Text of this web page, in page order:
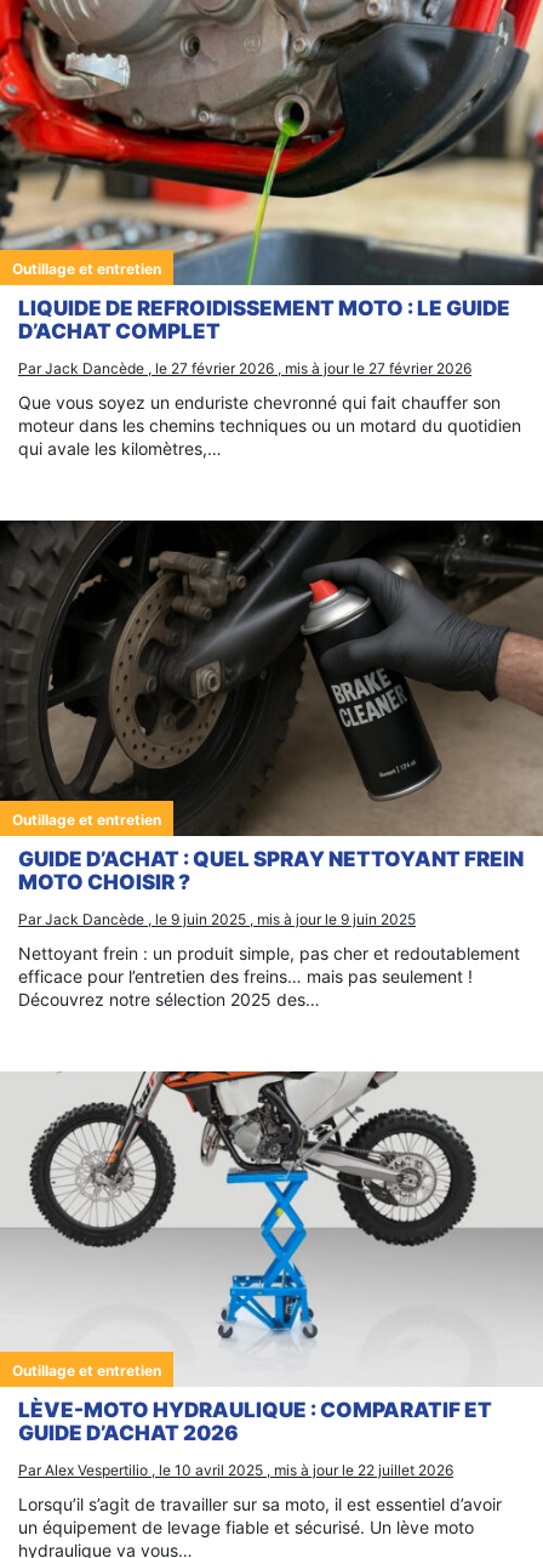
Outillage et entretien
LIQUIDE DE REFROIDISSEMENT MOTO : LE GUIDE
D’ACHAT COMPLET
Par Jack Dancède , le 27 février 2026 , mis à jour le 27 février 2026
Que vous soyez un enduriste chevronné qui fait chauffer son
moteur dans les chemins techniques ou un motard du quotidien
qui avale les kilomètres,…
Outillage et entretien
GUIDE D’ACHAT : QUEL SPRAY NETTOYANT FREIN
MOTO CHOISIR ?
Par Jack Dancède , le 9 juin 2025 , mis à jour le 9 juin 2025
Nettoyant frein : un produit simple, pas cher et redoutablement
efficace pour l’entretien des freins… mais pas seulement !
Découvrez notre sélection 2025 des…
Outillage et entretien
LÈVE-MOTO HYDRAULIQUE : COMPARATIF ET
GUIDE D’ACHAT 2026
Par Alex Vespertilio , le 10 avril 2025 , mis à jour le 22 juillet 2026
Lorsqu’il s’agit de travailler sur sa moto, il est essentiel d’avoir
un équipement de levage fiable et sécurisé. Un lève moto
hydraulique va vous…